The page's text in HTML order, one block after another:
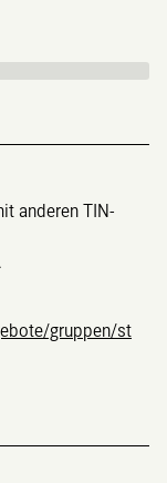
anderen TIN-
gruppen/st